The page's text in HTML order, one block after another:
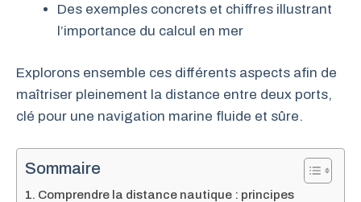
Des exemples concrets et chiffres illustrant
l’importance du calcul en mer
Explorons ensemble ces différents aspects afin de
maîtriser pleinement la distance entre deux ports,
clé pour une navigation marine fluide et sûre.
Sommaire
Comprendre la distance nautique : principes